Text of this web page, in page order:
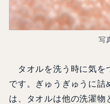
写
タオルを洗う時に気を
です。ぎゅうぎゅうに詰
は、タオルは他の洗濯物